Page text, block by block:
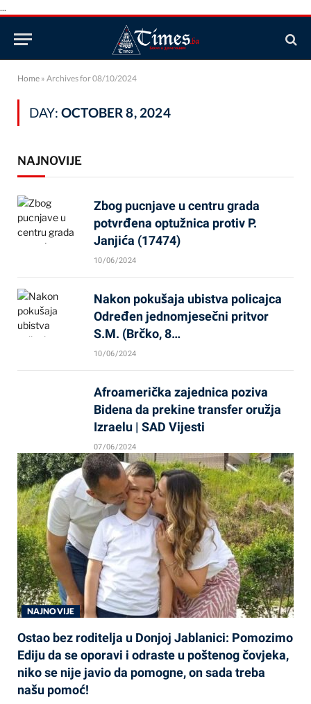
...
Home » Archives for 08/10/2024
DAY: OCTOBER 8, 2024
NAJNOVIJE
Zbog pucnjave u centru grada
potvrđena optužnica protiv P.
Janjića (17474)
10/06/2024
Nakon pokušaja ubistva policajca
Određen jednomjesečni pritvor
S.M. (Brčko, 8…
10/06/2024
Afroamerička zajednica poziva
Bidena da prekine transfer oružja
Izraelu | SAD Vijesti
07/06/2024
NAJNOVIJE
Ostao bez roditelja u Donjoj Jablanici: Pomozimo
Ediju da se oporavi i odraste u poštenog čovjeka,
niko se nije javio da pomogne, on sada treba
našu pomoć!